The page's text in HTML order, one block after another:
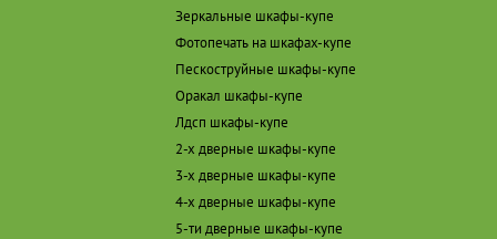
Зеркальные шкафы-купе
Фотопечать на шкафах-купе
Пескоструйные шкафы-купе
Оракал шкафы-купе
Лдсп шкафы-купе
2-х дверные шкафы-купе
3-х дверные шкафы-купе
4-х дверные шкафы-купе
5-ти дверные шкафы-купе